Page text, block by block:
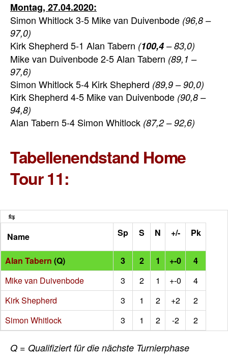
Montag, 27.04.2020:
Simon Whitlock 3-5 Mike van Duivenbode (96,8 –
97,0)
Kirk Shepherd 5-1 Alan Tabern (100,4 – 83,0)
Mike van Duivenbode 2-5 Alan Tabern (89,1 –
97,6)
Simon Whitlock 5-4 Kirk Shepherd (89,9 – 90,0)
Kirk Shepherd 4-5 Mike van Duivenbode (90,8 –
94,8)
Alan Tabern 5-4 Simon Whitlock (87,2 – 92,6)
Tabellenendstand Home
Tour 11:
Name Sp S N +/- Pk
Alan Tabern (Q) 3 2 1 +-0
4
Mike van Duivenbode
3 2 1 +-0
4
Kirk Shepherd
3 1 2 +2
2
Simon Whitlock
3 1 2 -2 2
Q = Qualifiziert für die nächste Turnierphase